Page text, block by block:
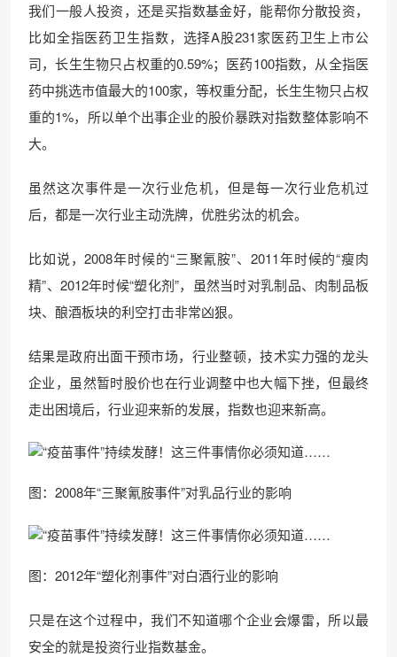
我们一般人投资，还是买指数基金好，能帮你分散投资，
比如全指医药卫生指数，选择A股231家医药卫生上市公
司，长生生物只占权重的0.59%；医药100指数，从全指医
药中挑选市值最大的100家，等权重分配，长生生物只占权
重的1%，所以单个出事企业的股价暴跌对指数整体影响不
大。
虽然这次事件是一次行业危机，但是每一次行业危机过
后，都是一次行业主动洗牌，优胜劣汰的机会。
比如说，2008年时候的“三聚氰胺”、2011年时候的“瘦肉
精”、2012年时候“塑化剂”，虽然当时对乳制品、肉制品板
块、酿酒板块的利空打击非常凶狠。
结果是政府出面干预市场，行业整顿，技术实力强的龙头
企业，虽然暂时股价也在行业调整中也大幅下挫，但最终
走出困境后，行业迎来新的发展，指数也迎来新高。
图：2008年“三聚氰胺事件”对乳品行业的影响
图：2012年“塑化剂事件”对白酒行业的影响
只是在这个过程中，我们不知道哪个企业会爆雷，所以最
安全的就是投资行业指数基金。